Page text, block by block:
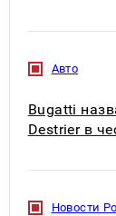
Кавказе:
Авто
Bugatti
Destrier в
Новости